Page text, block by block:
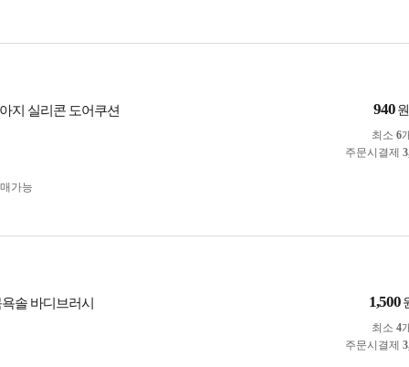
지 실리콘 도어쿠션 940 원
최소 6
주문시결제
가능
솔 바디브러시 1,500
최소 4
주문시결제